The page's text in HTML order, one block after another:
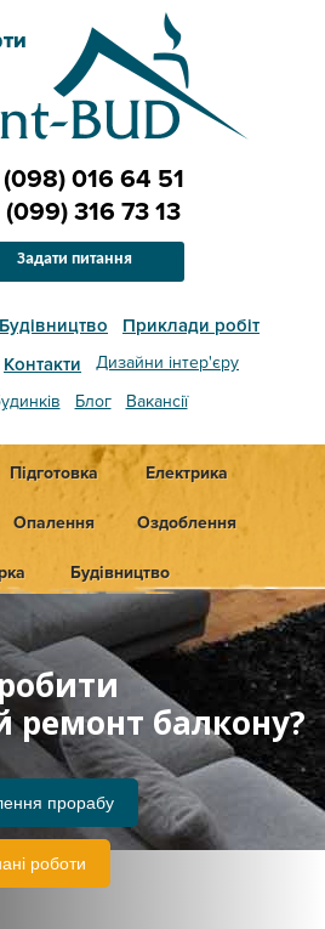
Будівництво
Приклади робіт
Контакти
Дизайни інтер'єру
Блог Вакансії
016 64 51
316 73 13
Задати питання
Підготовка Електрика
Опалення Оздоблення
Будівництво
ремонт балкону?
прорабу
роботи